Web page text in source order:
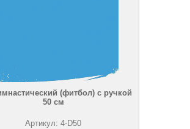
(фитбол) с ручкой
50 см
Артикул: 4-D50